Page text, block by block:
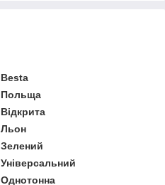
Besta
Польща
Відкрита
Льон
Зелений
Універсальний
Однотонна